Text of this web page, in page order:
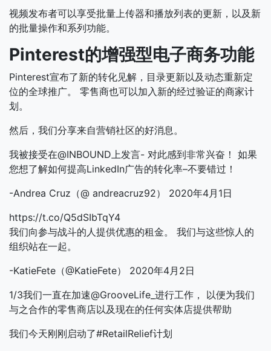
视频发布者可以享受批量上传器和播放列表的更新，以及新
的批量操作和系列功能。
Pinterest的增强型电子商务功能
Pinterest宣布了新的转化见解，目录更新以及动态重新定
位的全球推广。 零售商也可以加入新的经过验证的商家计
划。
然后，我们分享来自营销社区的好消息。
我被接受在@INBOUND上发言- 对此感到非常兴奋！ 如果
您想了解如何提高LinkedIn广告的转化率–不要错过！
-Andrea Cruz（@ andreacruz92） 2020年4月1日
https://t.co/Q5dSIbTqY4
我们向参与战斗的人提供优惠的租金。 我们与这些惊人的
组织站在一起。
-KatieFete（@KatieFete） 2020年4月2日
1/3我们一直在加速@GrooveLife_进行工作， 以便为我们
与之合作的零售商店以及现在的任何实体店提供帮助
我们今天刚刚启动了#RetailRelief计划